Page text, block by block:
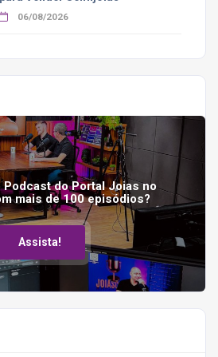
06/08/2026
do Portal Joias no
mais de 100 episódios?
Assista!